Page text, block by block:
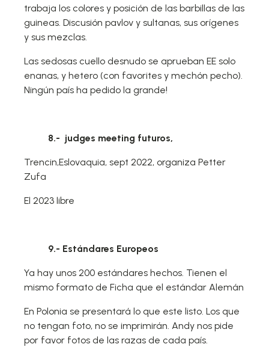
trabaja los colores y posición de las barbillas de las
guineas. Discusión pavlov y sultanas, sus orígenes
y sus mezclas.
Las sedosas cuello desnudo se aprueban EE solo
enanas, y hetero (con favorites y mechón pecho).
Ningún país ha pedido la grande!
8.- judges meeting futuros,
Trencin,Eslovaquia, sept 2022, organiza Petter
Zufa
El 2023 libre
9.- Estándares Europeos
Ya hay unos 200 estándares hechos. Tienen el
mismo formato de Ficha que el estándar Alemán
En Polonia se presentará lo que este listo. Los que
no tengan foto, no se imprimirán. Andy nos pide
por favor fotos de las razas de cada país.